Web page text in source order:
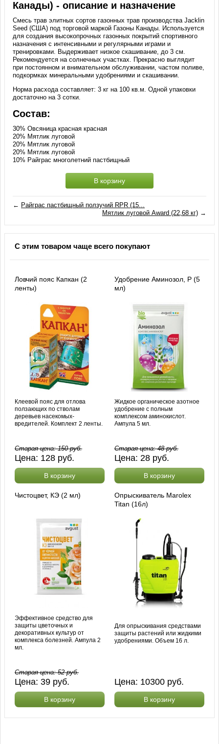
Канады) - описание и назначение
Смесь трав элитных сортов газонных трав производства Jacklin
Seed (США) под торговой маркой Газоны Канады. Используется
для создания высокопрочных газонных покрытий спортивного
назначения с интенсивными и регулярными играми и
тренировками. Выдерживает низкое скашивание, до 3 см.
Рекомендуется на солнечных участках. Прекрасно выглядит
при постоянном и внимательном обслуживании, частом поливе,
подкормках минеральными удобрениями и скашивании.
Норма расхода составляет: 3 кг на 100 кв.м. Одной упаковки
достаточно на 3 сотки.
Состав:
30% Овсяница красная красная
20% Мятлик луговой
20% Мятлик луговой
20% Мятлик луговой
10% Райграс многолетний пастбищный
В корзину
← Райграс пастбищный ползучий RPR (15...
Мятлик луговой Award (22,68 кг)→
С этим товаром чаще всего покупают
Ловчий пояс Капкан (2
ленты)
Клеевой пояс для отлова
ползающих по стволам
деревьев насекомых-
вредителей. Комплект 2 ленты.
Старая цена:150руб.
Цена: 128 руб.
В корзину
Удобрение Аминозол, Р (5
мл)
Жидкое органическое азотное
удобрение с полным
комплексом аминокислот.
Ампула 5 мл.
Старая цена:48руб.
Цена: 28 руб.
В корзину
Чистоцвет, КЭ (2 мл)
Эффективное средство для
защиты цветочных и
декоративных культур от
комплекса болезней. Ампула 2
мл.
Старая цена:52руб.
Цена:39 руб.
В корзину
Опрыскиватель Marolex
Titan (16л)
Для опрыскивания средствами
защиты растений или жидкими
удобрениями. Объем 16 л.
Цена: 10300 руб.
В корзину